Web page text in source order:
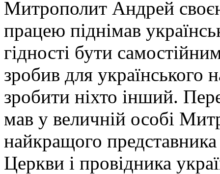
Митрополит Андрей
працею піднімав
гідності бути
зробив для українського
зробити ніхто інший.
мав у величній особі
найкращого представника
Церкви і провідника